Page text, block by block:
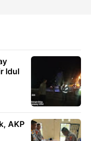
Idul
AKP